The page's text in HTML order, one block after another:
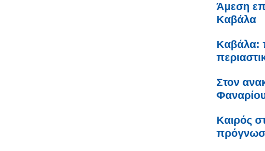
Άμεση
Καβάλα
Καβάλα:
Στον
Καιρός